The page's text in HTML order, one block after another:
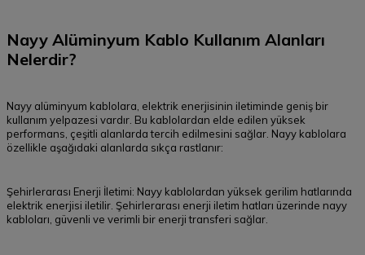
Nayy Alüminyum Kablo Kullanım Alanları
Nelerdir?
Nayy alüminyum kablolara, elektrik enerjisinin iletiminde geniş bir
kullanım yelpazesi vardır. Bu kablolardan elde edilen yüksek
performans, çeşitli alanlarda tercih edilmesini sağlar. Nayy kablolara
özellikle aşağıdaki alanlarda sıkça rastlanır:
Şehirlerarası Enerji İletimi: Nayy kablolardan yüksek gerilim hatlarında
elektrik enerjisi iletilir. Şehirlerarası enerji iletim hatları üzerinde nayy
kabloları, güvenli ve verimli bir enerji transferi sağlar.